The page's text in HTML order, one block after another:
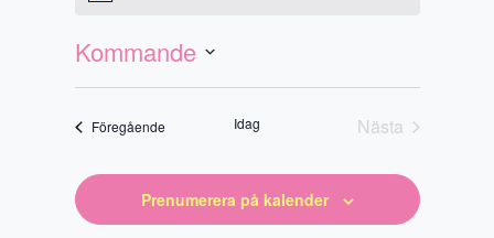
Vy-
navigering
Evenemang
vynavigering
Kommande
Välj
FöregåendeEvenemangIdag
Nästa
Prenumerera på kalender